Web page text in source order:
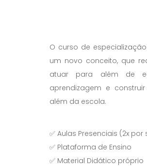
O curso de
um novo conceito, que
atuar para além de
aprendizagem e
além da escola.
✅ Aulas Presenciais (2x
✅ Plataforma de Ensino
✅ Material Didático próprio